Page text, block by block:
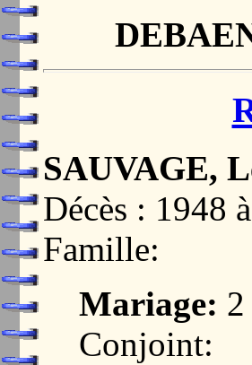
SAUVAGE,
Décès : 1948
Famille:
Mariage:
Conjoint: